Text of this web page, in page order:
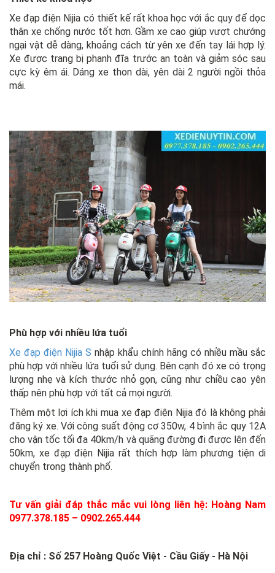
Xe đạp điện Nijia có thiết kế rất khoa học với ắc quy để dọc
thân xe chống nước tốt hơn. Gầm xe cao giúp vượt chướng
ngại vật dễ dàng, khoảng cách từ yên xe đến tay lái hợp lý.
Xe được trang bị phanh đĩa trước an toàn và giảm sóc sau
cực kỳ êm ái. Dáng xe thon dài, yên dài 2 người ngồi thỏa
mái.
Phù hợp với nhiều lứa tuổi
Xe đạp điện Nijia S nhập khẩu chính hãng có nhiều mầu sắc
phù hợp với nhiều lứa tuổi sử dụng. Bên cạnh đó xe có trọng
lượng nhẹ và kích thước nhỏ gọn, cũng như chiều cao yên
thấp nên phù hợp với tất cả mọi người.
Thêm một lợi ích khi mua xe đạp điện Nijia đó là không phải
đăng ký xe. Với công suất động cơ 350w, 4 bình ắc quy 12A
cho vận tốc tối đa 40km/h và quãng đường đi được lên đến
50km, xe đạp điện Nijia rất thích hợp làm phương tiện di
chuyển trong thành phố.
Tư vấn giải đáp thắc mắc vui lòng liên hệ: Hoàng Nam
0977.378.185 – 0902.265.444
Địa chỉ : Số 257 Hoàng Quốc Việt - Cầu Giấy - Hà Nội